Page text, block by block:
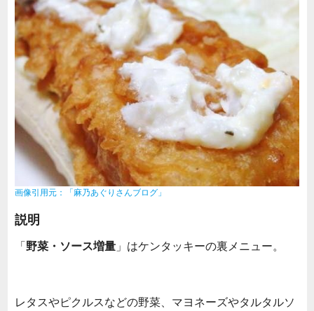
画像引用元：「麻乃あぐりさんブログ」
説明
「野菜・ソース増量 」はケンタッキーの裏メニュー。
レタスやピクルスなどの野菜、マヨネーズやタルタルソ